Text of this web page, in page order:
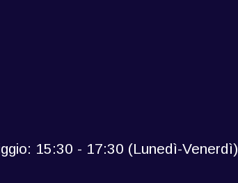
15:30 - 17:30 (Lunedì-Venerdì)